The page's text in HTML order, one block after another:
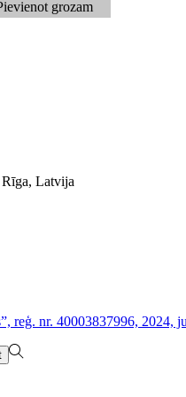
grozam
Latvija
reģ. nr. 40003837996, 2024,